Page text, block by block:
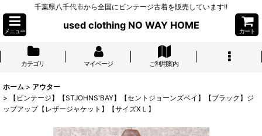
千葉県八千代市から全国にビンテージ古着を販売しています!!
メニュー
used clothing NO WAY HOME
カート
カテゴリ マイページ ご利用案内
ホーム > アウター
>
【ビンテージ】【STJOHNS'BAY】【セントジョーンズベイ】【ブラック】ジ
ップアップ【レザージャケット】【サイズXＬ】